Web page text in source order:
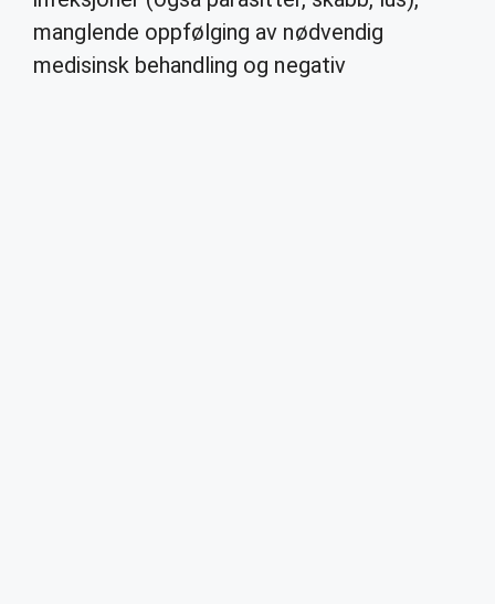
manglende oppfølging av nødvendig
medisinsk behandling og negativ